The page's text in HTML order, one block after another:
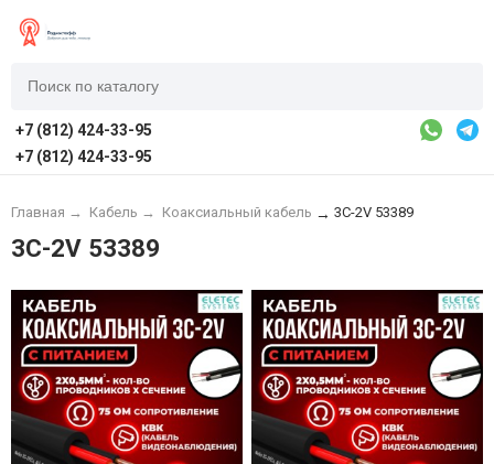
+7 (812) 424-33-95
+7 (812) 424-33-95
Главная → Кабель → Коаксиальный кабель → 3C-2V 53389
3C-2V 53389